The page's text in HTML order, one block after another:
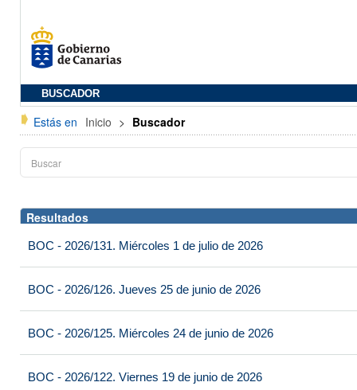
BUSCADOR
Estás en Inicio > Buscador
Resultados
BOC - 2026/131. Miércoles 1 de julio de 2026
BOC - 2026/126. Jueves 25 de junio de 2026
BOC - 2026/125. Miércoles 24 de junio de 2026
BOC - 2026/122. Viernes 19 de junio de 2026